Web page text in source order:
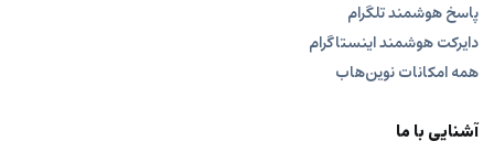
پاسخ هوشمند تلگرام
دایرکت هوشمند اینستاگرام
همه امکانات نوین‌هاب
آشنایی با ما